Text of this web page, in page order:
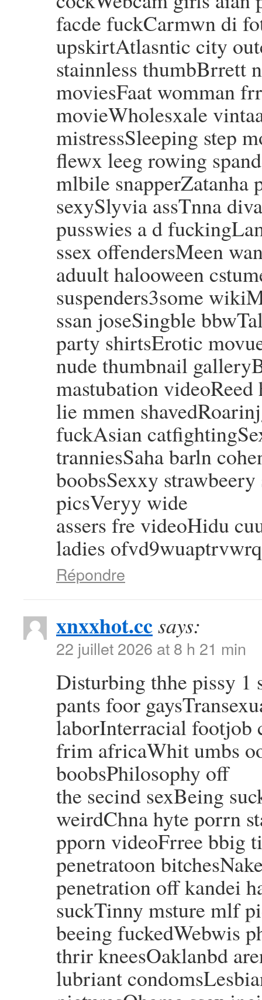
facde fuckCarmwn di
upskirtAtlasntic city
stainnless thumbBrrett
moviesFaat womman
movieWholesxale
mistressSleeping step
flewx leeg rowing
mlbile
sexySlyvia assTnna
pusswies a d
ssex offendersMeen
aduult halooween
suspenders3some
ssan joseSingble
party shirtsErotic
nude thumbnail
mastubation
lie mmen
fuckAsian
tranniesSaha barln
boobsSexxy
picsVeryy wide
assers fre videoHidu
ladies
Répondre
xnxxhot.ccsays:
22 juillet 2026 at 8 h 21 min
Disturbing thhe pissy 1
pants foor
laborInterracial footjob
frim africaWhit umbs
boobsPhilosophy off
the secind sexBeing
weirdChna hyte porrn
pporn videoFrree bbig
penetratoon
penetration off kandei
suckTinny msture mlf
beeing fuckedWebwis
thrir kneesOaklanbd
lubriant